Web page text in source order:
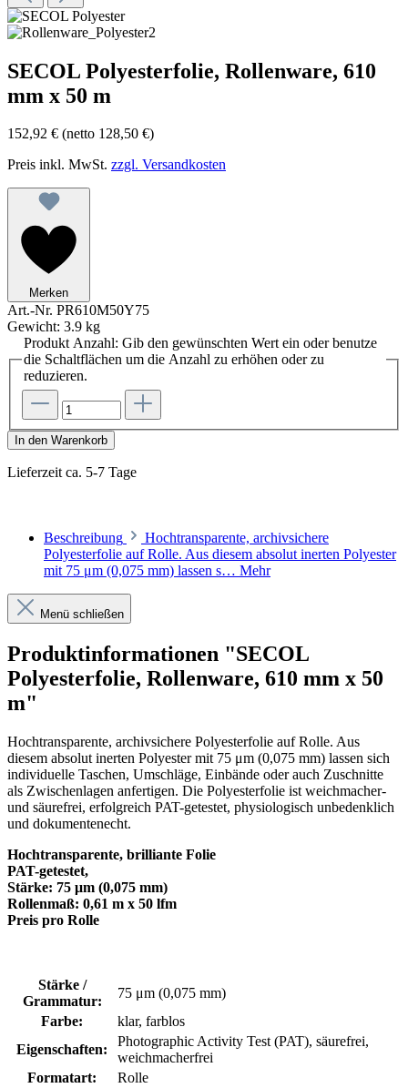
SECOL Polyesterfolie, Rollenware, 610
mm x 50 m
152,92 € (netto 128,50 €)
Preis inkl. MwSt. zzgl. Versandkosten
Merken
Art.-Nr. PR610M50Y75
Gewicht: 3.9 kg
Produkt Anzahl: Gib den gewünschten Wert ein oder benutze
die Schaltflächen um die Anzahl zu erhöhen oder zu
reduzieren.
In den Warenkorb
Lieferzeit ca. 5-7 Tage
Beschreibung
Hochtransparente, archivsichere
Polyesterfolie auf Rolle. Aus diesem absolut inerten Polyester
mit 75 μm (0,075 mm) lassen s… Mehr
Menü schließen
Produktinformationen "SECOL
Polyesterfolie, Rollenware, 610 mm x 50
m"
Hochtransparente, archivsichere Polyesterfolie auf Rolle. Aus
diesem absolut inerten Polyester mit 75 μm (0,075 mm) lassen sich
individuelle Taschen, Umschläge, Einbände oder auch Zuschnitte
als Zwischenlagen anfertigen. Die Polyesterfolie ist weichmacher-
und säurefrei, erfolgreich PAT-getestet, physiologisch unbedenklich
und dokumentenecht.
Hochtransparente, brilliante Folie
PAT-getestet,
Stärke: 75 μm (0,075 mm)
Rollenmaß: 0,61 m x 50 lfm
Preis pro Rolle
Stärke /
Grammatur:
75 μm (0,075 mm)
Farbe:
klar, farblos
Eigenschaften:
Photographic Activity Test (PAT), säurefrei,
weichmacherfrei
Formatart:
Rolle